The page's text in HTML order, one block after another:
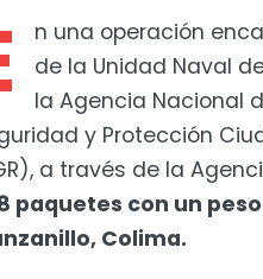
n una operación
de la Unidad Naval
la Agencia Nacional
y Protección
a través de la
paquetes con un
Colima.